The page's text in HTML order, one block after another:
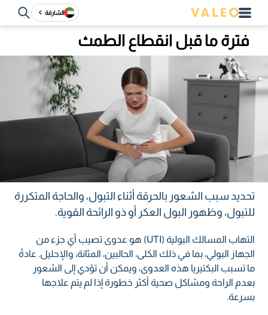
الشارقة
فترة ما قبل انقطاع الطمث
تحديد سبب الشعور بالحرقة أثناء التبول، والحاجة المتكررة
للتبول، وظهور البول العكر أو ذو الرائحة القوية.
التهاب المسالك البولية (UTI) هو عدوى تصيب أي جزء من
الجهاز البولي، بما في ذلك الكلى، الحالبين، المثانة، والإحليل. عادةً
ما تسبب البكتيريا هذه العدوى، ويمكن أن تؤدي إلى الشعور
بعدم الراحة ومشاكل صحية أكثر خطورة إذا لم يتم علاجها
بسرعة.